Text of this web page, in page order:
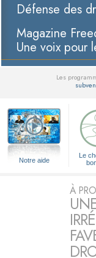
Défense des
Magazine
Une voix pour
Les
Notre aide
Le
À